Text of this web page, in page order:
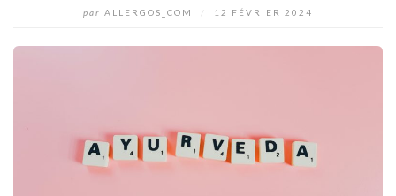
par ALLERGOS_COM 12 FÉVRIER 2024